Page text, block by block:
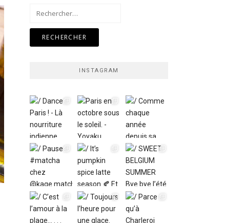
INSTAGRAM